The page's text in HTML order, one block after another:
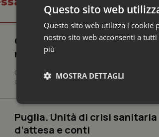
Cresce la ricerca in Emilia-
numero più alto degli ultimi
Cresce il volume della ricerca sanitaria in
condotti dalla rete regionale, il dato più alto
Puglia. Unità di crisi sanitaria
d’attesa e conti
Questo sito web
Questo sito web utilizza i cookie
nostro sito web acconsenti a
più
MOSTRA DETTAGLI
Necessari